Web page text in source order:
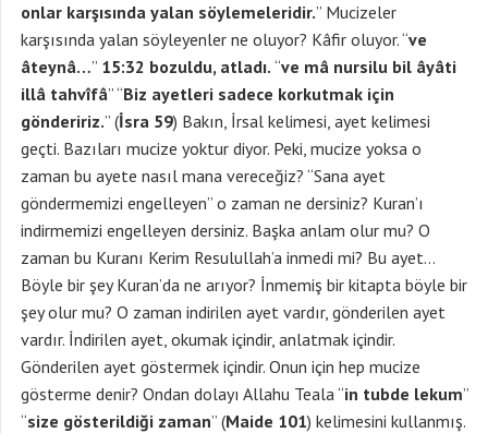
onlar karşısında yalan söylemeleridir.” Mucizeler
karşısında yalan söyleyenler ne oluyor? Kâfir oluyor. “ve
âteynâ…” 15:32 bozuldu, atladı. “ve mâ nursilu bil âyâti
illâ tahvîfâ” “Biz ayetleri sadece korkutmak için
göndeririz.” (İsra 59) Bakın, İrsal kelimesi, ayet kelimesi
geçti. Bazıları mucize yoktur diyor. Peki, mucize yoksa o
zaman bu ayete nasıl mana vereceğiz? “Sana ayet
göndermemizi engelleyen” o zaman ne dersiniz? Kuran’ı
indirmemizi engelleyen dersiniz. Başka anlam olur mu? O
zaman bu Kuranı Kerim Resulullah’a inmedi mi? Bu ayet…
Böyle bir şey Kuran’da ne arıyor? İnmemiş bir kitapta böyle bir
şey olur mu? O zaman indirilen ayet vardır, gönderilen ayet
vardır. İndirilen ayet, okumak içindir, anlatmak içindir.
Gönderilen ayet göstermek içindir. Onun için hep mucize
gösterme denir? Ondan dolayı Allahu Teala “in tubde lekum”
“size gösterildiği zaman” (Maide 101) kelimesini kullanmış.